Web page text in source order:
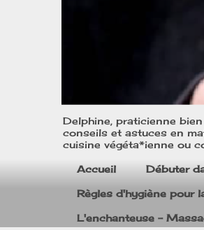
Delphine, praticienne
conseils et astuces en
cuisine végéta*ienne ou
Accueil Débuter
Règles d'hygiène pour
L'enchanteuse -